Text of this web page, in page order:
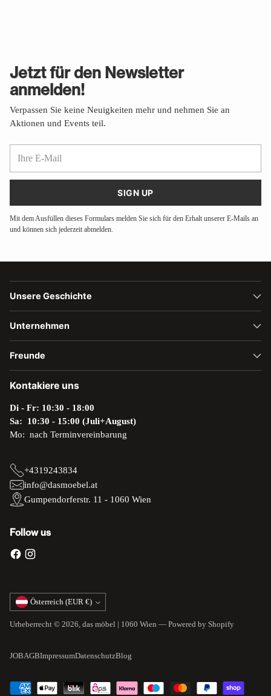
Jetzt für den Newsletter
anmelden!
Verpassen Sie keine Neuigkeiten mehr und nehmen Sie an
Aktionen und Events teil.
SIGN UP
Mit dem Ausfüllen dieses Formulars melden Sie sich für den Erhalt unserer E-Mails an
und können sich jederzeit abmelden.
Unsere Geschichte
Unternehmen
Freunde
Kontakiere uns
Di - Fr: 10:30 - 18:00
Sa: 10:30 - 15:00 (Juli+August)
Mo: nach Terminvereinbarung
+4319243834
info@dasmoebel.at
Gumpendorferstr. 11 - 1060 Wien
Follow us
Währung Österreich (EUR €)
Urheberrecht © 2026, das möbel | 1060 Wien — Powered by Shopify
JOBAGBImpressumDatenschutzBlog